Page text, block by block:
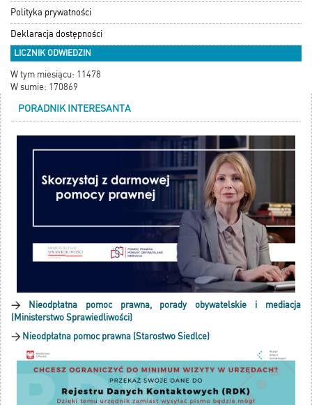
Polityka prywatności
Deklaracja dostępności
LICZNIK ODWIEDZIN
W tym miesiącu: 11478
W sumie: 170869
PORADNIK INTERESANTA
>
Nieodpłatna pomoc prawna, porady obywatelskie i mediacja
(Ministerstwo Sprawiedliwości)
> Nieodpłatna pomoc prawna (Starostwo Siedlce)